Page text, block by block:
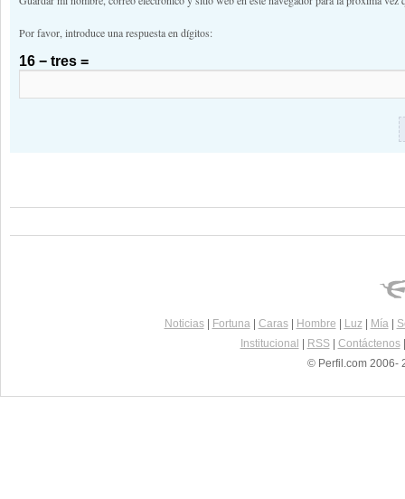
Por favor, introduce una respuesta en dígitos:
16 − tres =
Noticias| Fortuna| Caras| Hombre Luz| Mía|
Institucional
RSS| Contáctenos
© Perfil.com 2006-